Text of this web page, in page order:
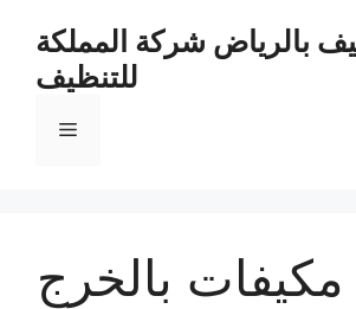
بالرياض شركة المملكة
للتنظيف
القائمة
بالخرج